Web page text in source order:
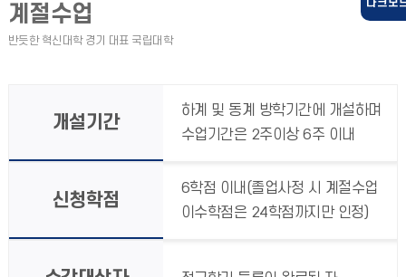
계절수업
개설기간
하계 및 동계 방학기간에 개설하며
수업기간은 2주이상 6주 이내
신청학점
6학점 이내(졸업사정 시 계절수업
이수학점은 24학점까지만 인정)